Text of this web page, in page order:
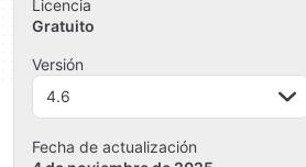
Licencia
Gratuito
Versión
4.6
Fecha de actualización